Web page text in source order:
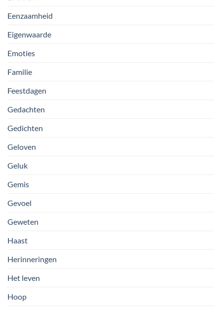
Eenzaamheid
Eigenwaarde
Emoties
Familie
Feestdagen
Gedachten
Gedichten
Geloven
Geluk
Gemis
Gevoel
Geweten
Haast
Herinneringen
Het leven
Hoop